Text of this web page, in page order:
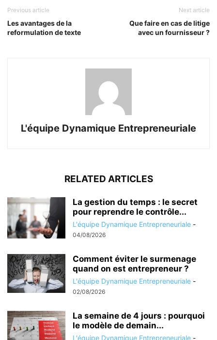
Previous article
Les avantages de la
reformulation de texte
Next article
Que faire en cas de litige
avec un fournisseur ?
L'équipe Dynamique Entrepreneuriale
RELATED ARTICLES
La gestion du temps : le secret
pour reprendre le contrôle...
L'équipe Dynamique Entrepreneuriale -
04/08/2026
Comment éviter le surmenage
quand on est entrepreneur ?
L'équipe Dynamique Entrepreneuriale -
02/08/2026
La semaine de 4 jours : pourquoi
le modèle de demain...
L'équipe Dynamique Entrepreneuriale -